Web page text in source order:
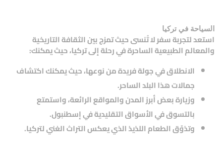
السياحة في تركيا
استعد لتجربة سفر لا تُنسى حيث تمزج بين الثقافة التاريخية
والمعالم الطبيعية الساحرة في رحلة إلى تركيا، حيث يمكنك:
الانطلاق في جولة فريدة من نوعها، حيث يمكنك اكتشاف
جمالات هذا البلد الساحر.
وزيارة بعض أبرز المدن والمواقع الرائعة، واستمتع
بالتسوق في الأسواق التقليدية في إسطنبول.
وتذوّق الطعام اللذيذ الذي يعكس التراث الغني لتركيا.